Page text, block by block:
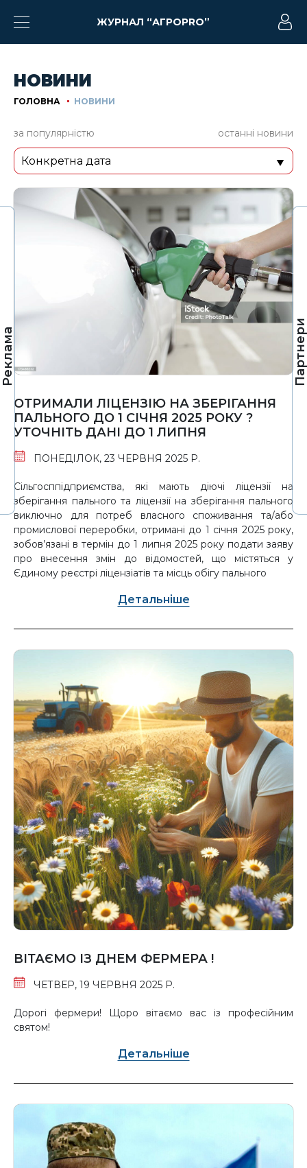
Реклама Партнери
ЖУРНАЛ “АГРОPRO”
НОВИНИ
ГОЛОВНА НОВИНИ
за популярністю останні новини
Конкретна дата
ОТРИМАЛИ ЛІЦЕНЗІЮ НА ЗБЕРІГАННЯ
ПАЛЬНОГО ДО 1 СІЧНЯ 2025 РОКУ ?
УТОЧНІТЬ ДАНІ ДО 1 ЛИПНЯ
ПОНЕДІЛОК, 23 ЧЕРВНЯ 2025 Р.
Сільгосппідприємства, які мають діючі ліцензії на
зберігання пального та ліцензії на зберігання пального
виключно для потреб власного споживання та/або
промислової переробки, отримані до 1 січня 2025 року,
зобов’язані в термін до 1 липня 2025 року подати заяву
про внесення змін до відомостей, що містяться у
Єдиному реєстрі ліцензіатів та місць обігу пального
Детальніше
ВІТАЄМО ІЗ ДНЕМ ФЕРМЕРА !
ЧЕТВЕР, 19 ЧЕРВНЯ 2025 Р.
Дорогі фермери! Щоро вітаємо вас із професійним
святом!
Детальніше